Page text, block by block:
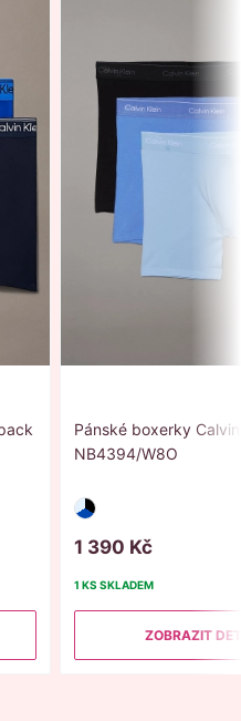
Pánské boxerky
NB4394/W8O
1 390 Kč
1 KS SKLADEM
ZOBRAZIT